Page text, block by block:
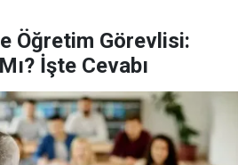
Öğretim Görevlisi:
İşte Cevabı